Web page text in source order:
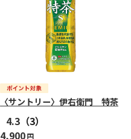
〈サントリー〉伊右衛門 特茶
4.3 （3）
4,900円